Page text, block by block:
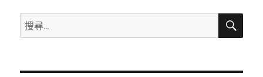
搜
尋
鍵
搜